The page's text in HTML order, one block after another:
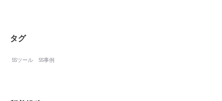
タグ
5Sツール 5S事例